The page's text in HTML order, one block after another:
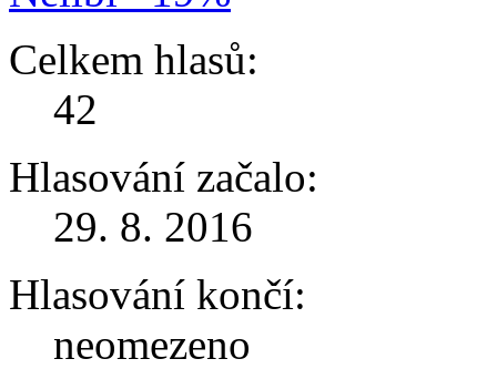
Celkem hlasů:
42
Hlasování začalo:
29. 8. 2016
Hlasování končí:
neomezeno